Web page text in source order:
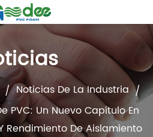
/Noticias De La Industria/
PVC: Un Nuevo Capítulo En
Rendimiento De Aislamiento